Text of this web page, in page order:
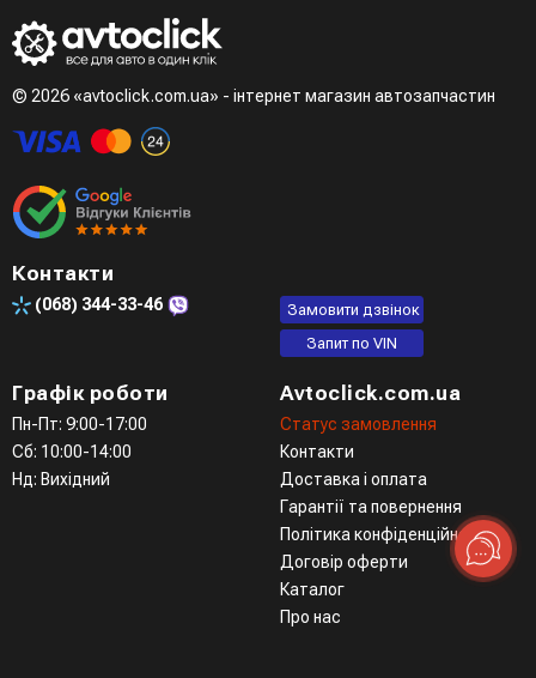
© 2026 «avtoclick.com.ua» - інтернет магазин автозапчастин
Контакти
(068) 344-33-46
Замовити дзвінок
Запит по VIN
Графік роботи
Пн-Пт: 9:00-17:00
Сб: 10:00-14:00
Нд: Вихідний
Avtoclick.com.ua
Статус замовлення
Контакти
Доставка і оплата
Гарантії та повернення
Політика конфіденційності
Договір оферти
Каталог
Про нас